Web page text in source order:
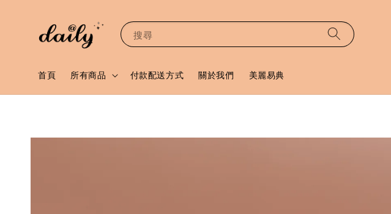
搜尋
首頁 所有商品 付款配送方式 關於我們 美麗易典